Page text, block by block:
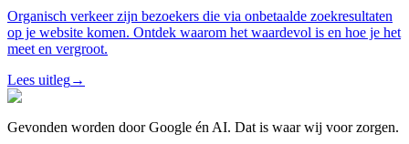
Organisch verkeer zijn bezoekers die via onbetaalde zoekresultaten
op je website komen. Ontdek waarom het waardevol is en hoe je het
meet en vergroot.
Lees uitleg→
Gevonden worden door Google én AI. Dat is waar wij voor zorgen.